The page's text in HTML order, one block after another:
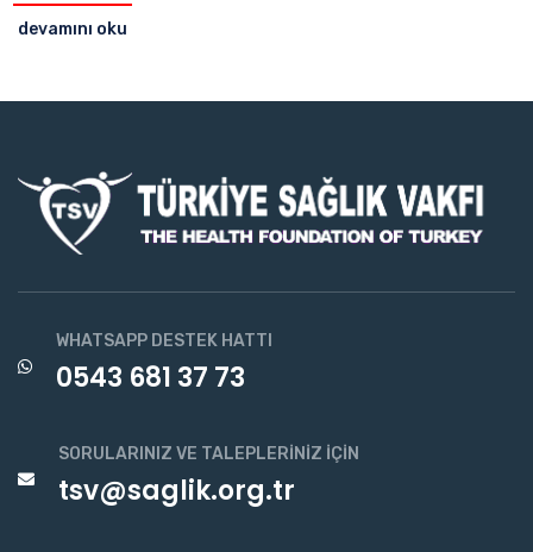
devamını oku
WHATSAPP DESTEK HATTI
0543 681 37 73
SORULARINIZ VE TALEPLERINIZ İÇIN
tsv@saglik.org.tr